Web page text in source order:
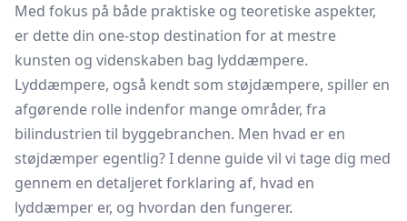
Med fokus på både praktiske og teoretiske aspekter,
er dette din one-stop destination for at mestre
kunsten og videnskaben bag lyddæmpere.
Lyddæmpere, også kendt som støjdæmpere, spiller en
afgørende rolle indenfor mange områder, fra
bilindustrien til byggebranchen. Men hvad er en
støjdæmper egentlig? I denne guide vil vi tage dig med
gennem en detaljeret forklaring af, hvad en
lyddæmper er, og hvordan den fungerer.